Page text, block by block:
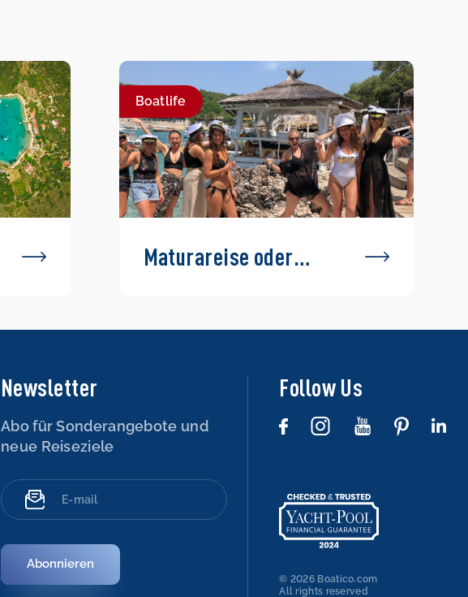
Boatlife
Maturareise oder
Newsletter
Abo für Sonderangebote und
neue Reiseziele
Abonnieren
Follow Us
© 2026 Boatico.com
All rights reserved